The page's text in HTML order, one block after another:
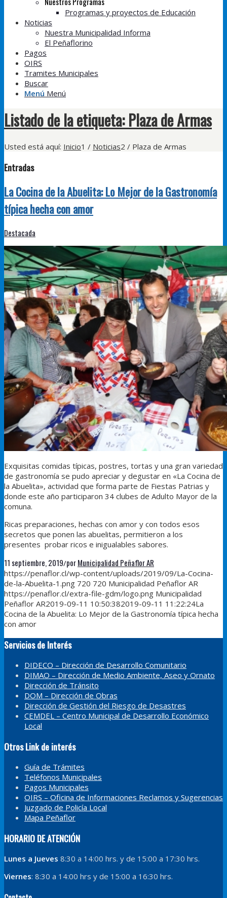
Programas y proyectos de Educación
Noticias
Nuestra Municipalidad Informa
El Peñaflorino
Pagos
OIRS
Tramites Municipales
Buscar
Menú Menú
Listado de la etiqueta: Plaza de Armas
Usted está aquí: Inicio1 / Noticias2 / Plaza de Armas
Entradas
La Cocina de la Abuelita: Lo Mejor de la Gastronomía
típica hecha con amor
Destacada
Exquisitas comidas típicas, postres, tortas y una gran variedad
de gastronomía se pudo apreciar y degustar en «La Cocina de
la Abuelita», actividad que forma parte de Fiestas Patrias y
donde este año participaron 34 clubes de Adulto Mayor de la
comuna.
Ricas preparaciones, hechas con amor y con todos esos
secretos que ponen las abuelitas, permitieron a los
presentes probar ricos e inigualables sabores.
11 septiembre, 2019/porMunicipalidad Peñaflor AR
https://penaflor.cl/wp-content/uploads/2019/09/La-Cocina-
de-la-Abuelita-1.png 720 720 Municipalidad Peñaflor AR
https://penaflor.cl/extra-file-gdm/logo.png Municipalidad
Peñaflor AR2019-09-11 10:50:382019-09-11 11:22:24La
Cocina de la Abuelita: Lo Mejor de la Gastronomía típica hecha
con amor
Servicios de Interés
DIDECO – Dirección de Desarrollo Comunitario
DIMAO – Dirección de Medio Ambiente, Aseo y Ornato
Dirección de Tránsito
DOM – Dirección de Obras
Dirección de Gestión del Riesgo de Desastres
CEMDEL – Centro Municipal de Desarrollo Económico
Local
Otros Link de interés
Guía de Trámites
Teléfonos Municipales
Pagos Municipales
OIRS – Oficina de Informaciones Reclamos y Sugerencias
Juzgado de Policía Local
Mapa Peñaflor
HORARIO DE ATENCIÓN
Lunes a Jueves 8:30 a 14:00 hrs. y de 15:00 a 17:30 hrs.
Viernes: 8:30 a 14:00 hrs y de 15:00 a 16:30 hrs.